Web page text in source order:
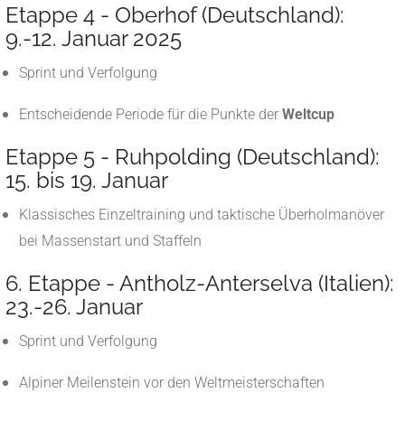
Etappe 4 - Oberhof (Deutschland):
9.-12. Januar 2025
Sprint und Verfolgung
Entscheidende Periode für die Punkte der Weltcup
Etappe 5 - Ruhpolding (Deutschland):
15. bis 19. Januar
Klassisches Einzeltraining und taktische Überholmanöver
bei Massenstart und Staffeln
6. Etappe - Antholz-Anterselva (Italien):
23.-26. Januar
Sprint und Verfolgung
Alpiner Meilenstein vor den Weltmeisterschaften